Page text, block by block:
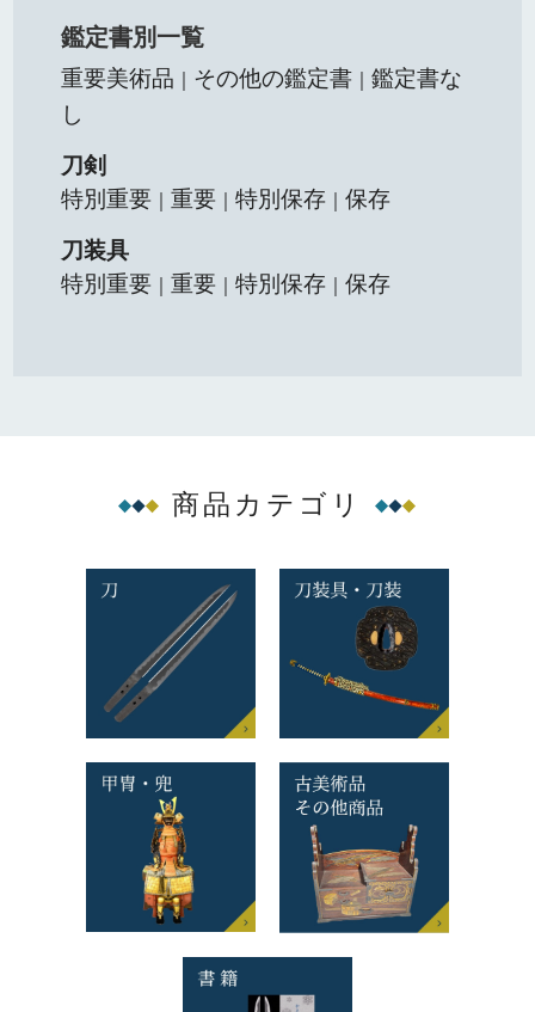
鑑定書別一覧
重要美術品 その他の鑑定書 ｜鑑定書な
し
刀剣
特別重要 ｜重要 ｜特別保存 ｜保存
刀装具
特別重要 ｜重要 ｜特別保存 ｜保存
商品カテゴリ